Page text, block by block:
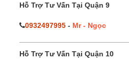
Hỗ Trợ Tư Vấn Tại Quận 9
0932497995 - Mr - Ngọc
Hỗ Trợ Tư Vấn Tại Quận 10